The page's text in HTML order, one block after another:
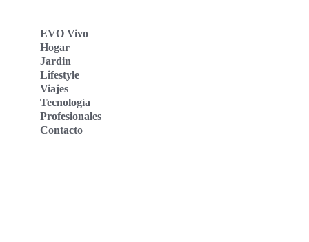
EVO Vivo
Hogar
Jardin
Lifestyle
Viajes
Tecnología
Profesionales
Contacto